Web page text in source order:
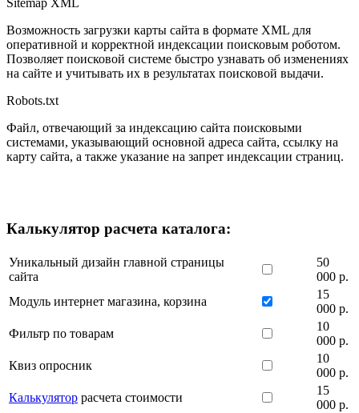
Возможность загрузки карты сайта в формате XML для
оперативной и корректной индексации поисковым роботом.
Позволяет поисковой системе быстро узнавать об изменениях
на сайте и учитывать их в результатах поисковой выдачи.
Robots.txt
Файл, отвечающий за индексацию сайта поисковыми
системами, указывающий основной адреса сайта, ссылку на
карту сайта, а также указание на запрет индексации страниц.
Калькулятор расчета каталога:
Уникальный дизайн главной страницы
сайта
50
000 р.
Модуль интернет магазина, корзина
15
000 р.
Фильтр по товарам
10
000 р.
Квиз опросник
10
000 р.
Калькулятор расчета стоимости
15
000 р.